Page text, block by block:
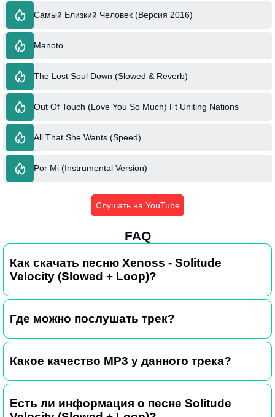
Самый Близкий Человек (Версия 2016)
Manoto
The Lost Soul Down (Slowed & Reverb)
Out Of Touch (Love You So Much) Ft Uniting Nations
All That She Wants (Speed)
Por Mi (Instrumental Version)
Слушать на YouTube
FAQ
Как скачать песню Xenoss - Solitude
Velocity (Slowed + Loop)?
Где можно послушать трек?
Какое качество MP3 у данного трека?
Есть ли информация о песне Solitude